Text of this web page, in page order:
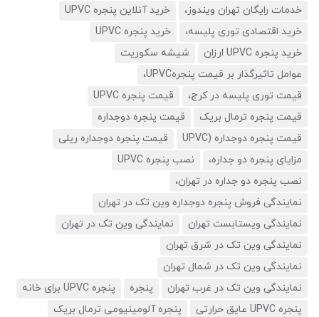
خدمات رایگان تهران ویندوز،
خرید آنلاین پنجره UPVC
خرید اقتصادی توری پلیسه،
خرید پنجره UPVC
خرید پنجره UPVC ارزان
شیشه سکوریت
عوامل تاثیرگذار بر قیمت پنجرهUPVC،
قیمت توری پلیسه در کرج،
قیمت پنجره UPVC
قیمت پنجره ترمال بریک
قیمت پنجره دوجداره
قیمت پنجره دوجداره (UPVC
قیمت پنجره دوجداره ریلی
مزایای پنجره دو جداره،
نصب پنجره UPVC
نصب پنجره دو جداره در تهران،
نمایندگی فروش پنجره دوجداره وین تک در تهران
نمایندگی ویستابست تهران
نمایندگی وین تک در تهران
نمایندگی وین تک در شرق تهران
نمایندگی وین تک در شمال تهران
نمایندگی وین تک در غرب تهران
پنجره
پنجره UPVC برای خانه
پنجره UPVC عایق حرارتی
پنجره آلومینیومی ترمال بریک